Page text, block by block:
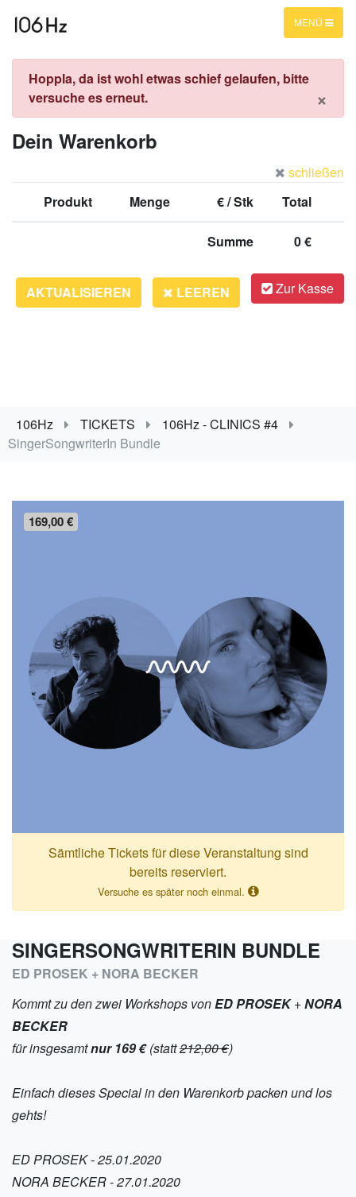
MENÜ
Hoppla, da ist wohl etwas schief gelaufen, bitte
versuche es erneut.
×
Dein Warenkorb
schließen
Produkt
Menge € / Stk Total
Summe 0 €
LEEREN Zur Kasse
106Hz TICKETS
106Hz - CLINICS #4
SingerSongwriterIn Bundle
169,00 €
Sämtliche Tickets für diese Veranstaltung sind
bereits reserviert.
Versuche es später noch einmal.
SINGERSONGWRITERIN BUNDLE
ED PROSEK + NORA BECKER
Kommt zu den zwei Workshops vonED PROSEK+NORA
BECKER
für insgesamtnur 169 €(statt212,00 €)
Einfach dieses Special in den Warenkorb packen und los
gehts!
ED PROSEK - 25.01.2020
NORA BECKER - 27.01.2020